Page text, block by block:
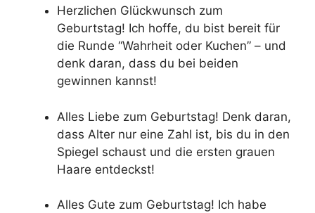
Herzlichen Glückwunsch zum
Geburtstag! Ich hoffe, du bist bereit für
die Runde “Wahrheit oder Kuchen” – und
denk daran, dass du bei beiden
gewinnen kannst!
Alles Liebe zum Geburtstag! Denk daran,
dass Alter nur eine Zahl ist, bis du in den
Spiegel schaust und die ersten grauen
Haare entdeckst!
Alles Gute zum Geburtstag! Ich habe